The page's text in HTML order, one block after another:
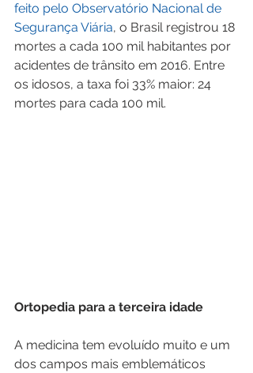
feito pelo Observatório Nacional de
Segurança Viária, o Brasil registrou 18
mortes a cada 100 mil habitantes por
acidentes de trânsito em 2016. Entre
os idosos, a taxa foi 33% maior: 24
mortes para cada 100 mil.
Ortopedia para a terceira idade
A medicina tem evoluído muito e um
dos campos mais emblemáticos